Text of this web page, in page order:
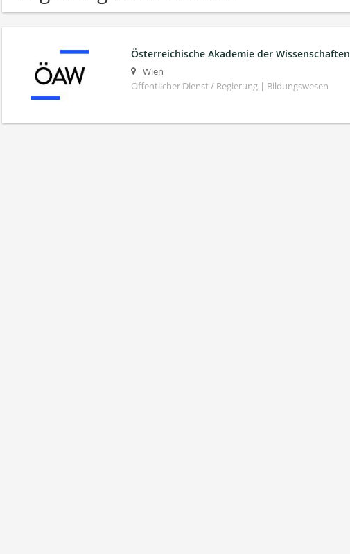
Österreichische Akademie der Wissenschaften
Wien
Öffentlicher Dienst / Regierung | Bildungswesen